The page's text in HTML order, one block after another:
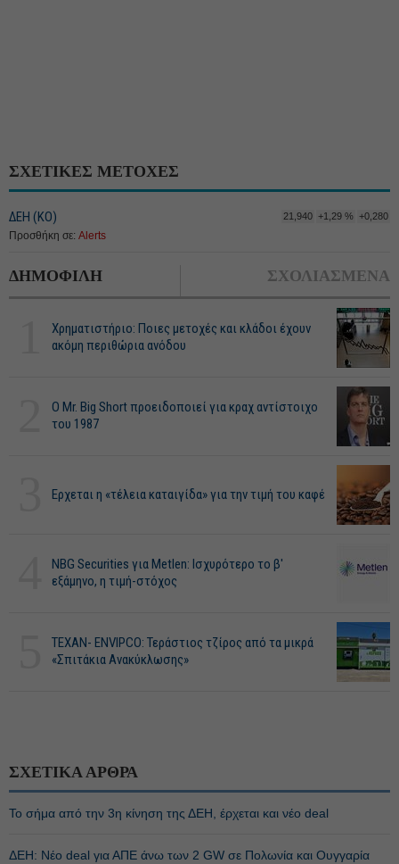
ΣΧΕΤΙΚΕΣ ΜΕΤΟΧΕΣ
ΔΕΗ (ΚΟ) 21,940 +1,29 % +0,280
Προσθήκη σε: Alerts
ΔΗΜΟΦΙΛΗ ΣΧΟΛΙΑΣΜΕΝΑ
Χρηματιστήριο: Ποιες μετοχές και κλάδοι έχουν
ακόμη περιθώρια ανόδου
O Mr. Big Short προειδοποιεί για κραχ αντίστοιχο
του 1987
Ερχεται η «τέλεια καταιγίδα» για την τιμή του καφέ
NBG Securities για Metlen: Ισχυρότερο το β'
εξάμηνο, η τιμή-στόχος
ΤΕΧΑΝ- ENVIPCO: Τεράστιος τζίρος από τα μικρά
«Σπιτάκια Ανακύκλωσης»
ΣΧΕΤΙΚΑ ΑΡΘΡΑ
Το σήμα από την 3η κίνηση της ΔΕΗ, έρχεται και νέο deal
ΔΕΗ: Νέο deal για ΑΠΕ άνω των 2 GW σε Πολωνία και Ουγγαρία